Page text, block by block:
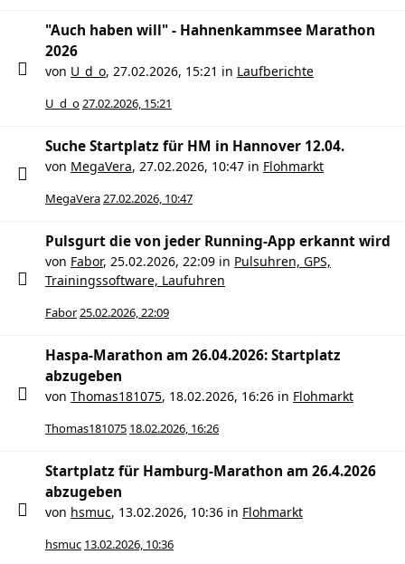
"Auch haben will" - Hahnenkammsee Marathon
2026
von U_d_o, 27.02.2026, 15:21 in Laufberichte
U_d_o27.02.2026, 15:21
Suche Startplatz für HM in Hannover 12.04.
von MegaVera, 27.02.2026, 10:47 in Flohmarkt
MegaVera27.02.2026, 10:47
Pulsgurt die von jeder Running-App erkannt wird
von Fabor, 25.02.2026, 22:09 in Pulsuhren, GPS,
Trainingssoftware, Laufuhren
Fabor25.02.2026, 22:09
Haspa-Marathon am 26.04.2026: Startplatz
abzugeben
von Thomas181075, 18.02.2026, 16:26 in Flohmarkt
Thomas181075 18.02.2026, 16:26
Startplatz für Hamburg-Marathon am 26.4.2026
abzugeben
von hsmuc, 13.02.2026, 10:36 in Flohmarkt
hsmuc 13.02.2026, 10:36